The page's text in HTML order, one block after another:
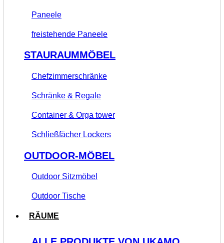
Paneele
freistehende Paneele
STAURAUMMÖBEL
Chefzimmerschränke
Schränke & Regale
Container & Orga tower
Schließfächer Lockers
OUTDOOR-MÖBEL
Outdoor Sitzmöbel
Outdoor Tische
RÄUME